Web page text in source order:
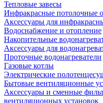
Тепловые завесы
Инфракрасные потолочные
Аксессуары для
Водоснабжение и отопление
Накопительные
Аксессуары для
Проточные водонагреватели
Газовые котлы
Электрические
Бытовые вентиляционные
Аксессуары и сменные
вентиляционных установок